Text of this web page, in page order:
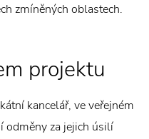
zmíněných oblastech.
projektu
kancelář, ve veřejném
odměny za jejich úsilí